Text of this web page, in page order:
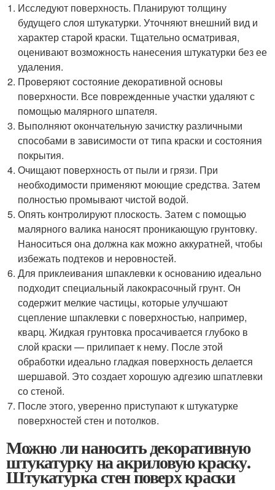
Исследуют поверхность. Планируют толщину
будущего слоя штукатурки. Уточняют внешний вид и
характер старой краски. Тщательно осматривая,
оценивают возможность нанесения штукатурки без ее
удаления.
Проверяют состояние декоративной основы
поверхности. Все поврежденные участки удаляют с
помощью малярного шпателя.
Выполняют окончательную зачистку различными
способами в зависимости от типа краски и состояния
покрытия.
Очищают поверхность от пыли и грязи. При
необходимости применяют моющие средства. Затем
полностью промывают чистой водой.
Опять контролируют плоскость. Затем с помощью
малярного валика наносят проникающую грунтовку.
Наноситься она должна как можно аккуратней, чтобы
избежать подтеков и неровностей.
Для приклеивания шпаклевки к основанию идеально
подходит специальный лакокрасочный грунт. Он
содержит мелкие частицы, которые улучшают
сцепление шпаклевки с поверхностью, например,
кварц. Жидкая грунтовка просачивается глубоко в
слой краски — прилипает к нему. После этой
обработки идеально гладкая поверхность делается
шершавой. Это создает хорошую адгезию шпатлевки
со стеной.
После этого, уверенно приступают к штукатурке
поверхностей стен и потолков.
Можно ли наносить декоративную
штукатурку на акриловую краску.
Штукатурка стен поверх краски